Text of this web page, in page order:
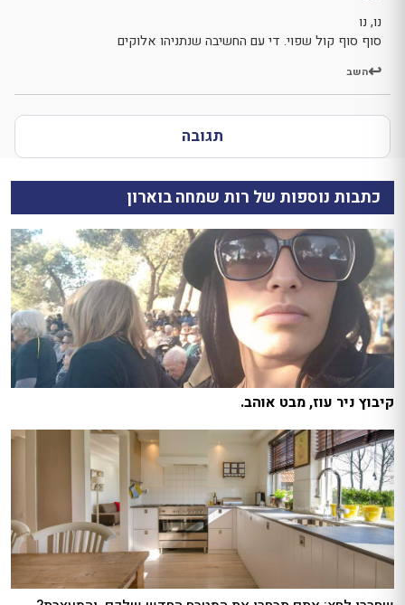
נו, נו
סוף סוף קול שפוי. די עם החשיבה שנתניהו אלוקים
השב
תגובה
כתבות נוספות של רות שמחה בוארון
קיבוץ ניר עוז, מבט אוהב.